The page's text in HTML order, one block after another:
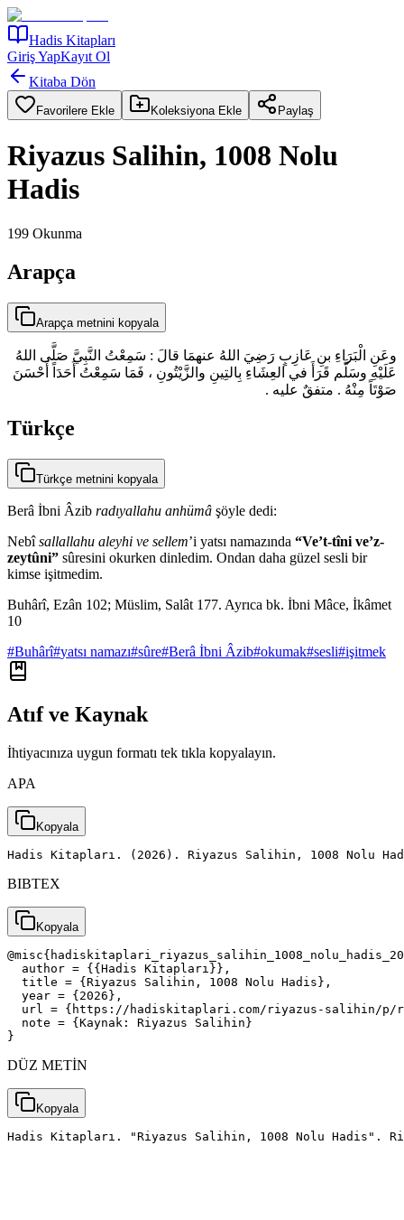
Hadis Kitapları
Giriş YapKayıt Ol
Kitaba Dön
Favorilere Ekle Koleksiyona Ekle Paylaş
Riyazus Salihin, 1008 Nolu
Hadis
199 Okunma
Arapça
Arapça metnini kopyala
وعَنِ الْبَرَاءِ بنِ عَازِبٍ رَضِيَ اللهُ عنهمَا قالَ : سَمِعْتُ النَّبِيَّ صَلَّى اللهُ
عَلَيْهِ وسَلَّم قَرَأَ في العِشَاءِ بِالتِينِ والزَّيْتُونِ ، فَمَا سَمِعْتُ أَحَدَاً أَحْسَنَ
صَوْتَاً مِنْهُ . متفقٌ عليه .
Türkçe
Türkçe metnini kopyala
Berâ İbni Âzib radıyallahu anhümâ şöyle dedi:
Nebîsallallahu aleyhi ve sellem’i yatsı namazında “Ve’t-tîni ve’z-
zeytûni” sûresini okurken dinledim. Ondan daha güzel sesli bir
kimse işitmedim.
Buhârî, Ezân 102; Müslim, Salât 177. Ayrıca bk. İbni Mâce, İkâmet
10
#Buhârî#yatsı namazı#sûre#Berâ İbni Âzib#okumak#sesli#işitmek
Atıf ve Kaynak
İhtiyacınıza uygun formatı tek tıkla kopyalayın.
APA
Kopyala
Hadis Kitapları. (2026). Riyazus Salihin, 1008 Nolu
BIBTEX
Kopyala
  author = {{Hadis Kitapları}},
  title = {Riyazus Salihin, 1008 Nolu Hadis},
  year = {2026},
url = {https://hadiskitaplari.com/riyazus-salihin/
  note = {Kaynak: Riyazus Salihin}
}
DÜZ METİN
Kopyala
Hadis Kitapları. "Riyazus Salihin, 1008 Nolu Hadis".